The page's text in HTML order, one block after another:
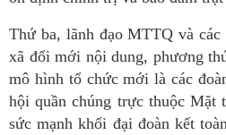
Thứ ba, lãnh đạo MTTQ và
xã đổi mới nội dung, phương
mô hình tổ chức mới là các
hội quần chúng trực thuộc Mặt
sức mạnh khối đại đoàn kết